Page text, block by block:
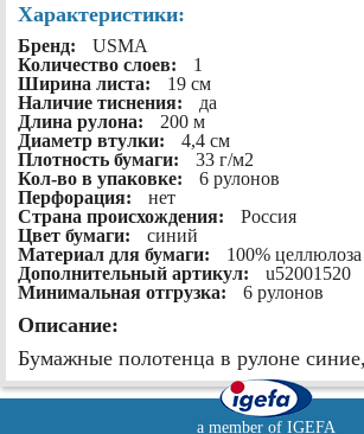
Характеристики:
Бренд:
USMA
Количество слоев:
1
Ширина листа:
19 см
Наличие тиснения:
да
Длина рулона:
200 м
Диаметр втулки:
4,4 см
Плотность бумаги:
33 г/м2
Кол-во в упаковке:
6 рулонов
Перфорация:
нет
Страна происхождения:
Россия
Цвет бумаги:
синий
Материал для бумаги:
100% целлюлоза
Дополнительный артикул:
u52001520
Минимальная отгрузка:
6 рулонов
Описание:
Бумажные полотенца в рулоне
a member of IGEFA